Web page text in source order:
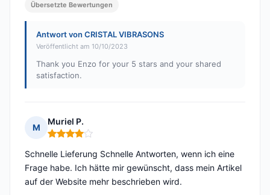
Übersetzte Bewertungen
Antwort von CRISTAL VIBRASONS
Veröffentlicht am 10/10/2023
Thank you Enzo for your 5 stars and your shared
satisfaction.
M
Muriel P.
Hinweis: 4 von 5
Schnelle Lieferung Schnelle Antworten, wenn ich eine
Frage habe. Ich hätte mir gewünscht, dass mein Artikel
auf der Website mehr beschrieben wird.